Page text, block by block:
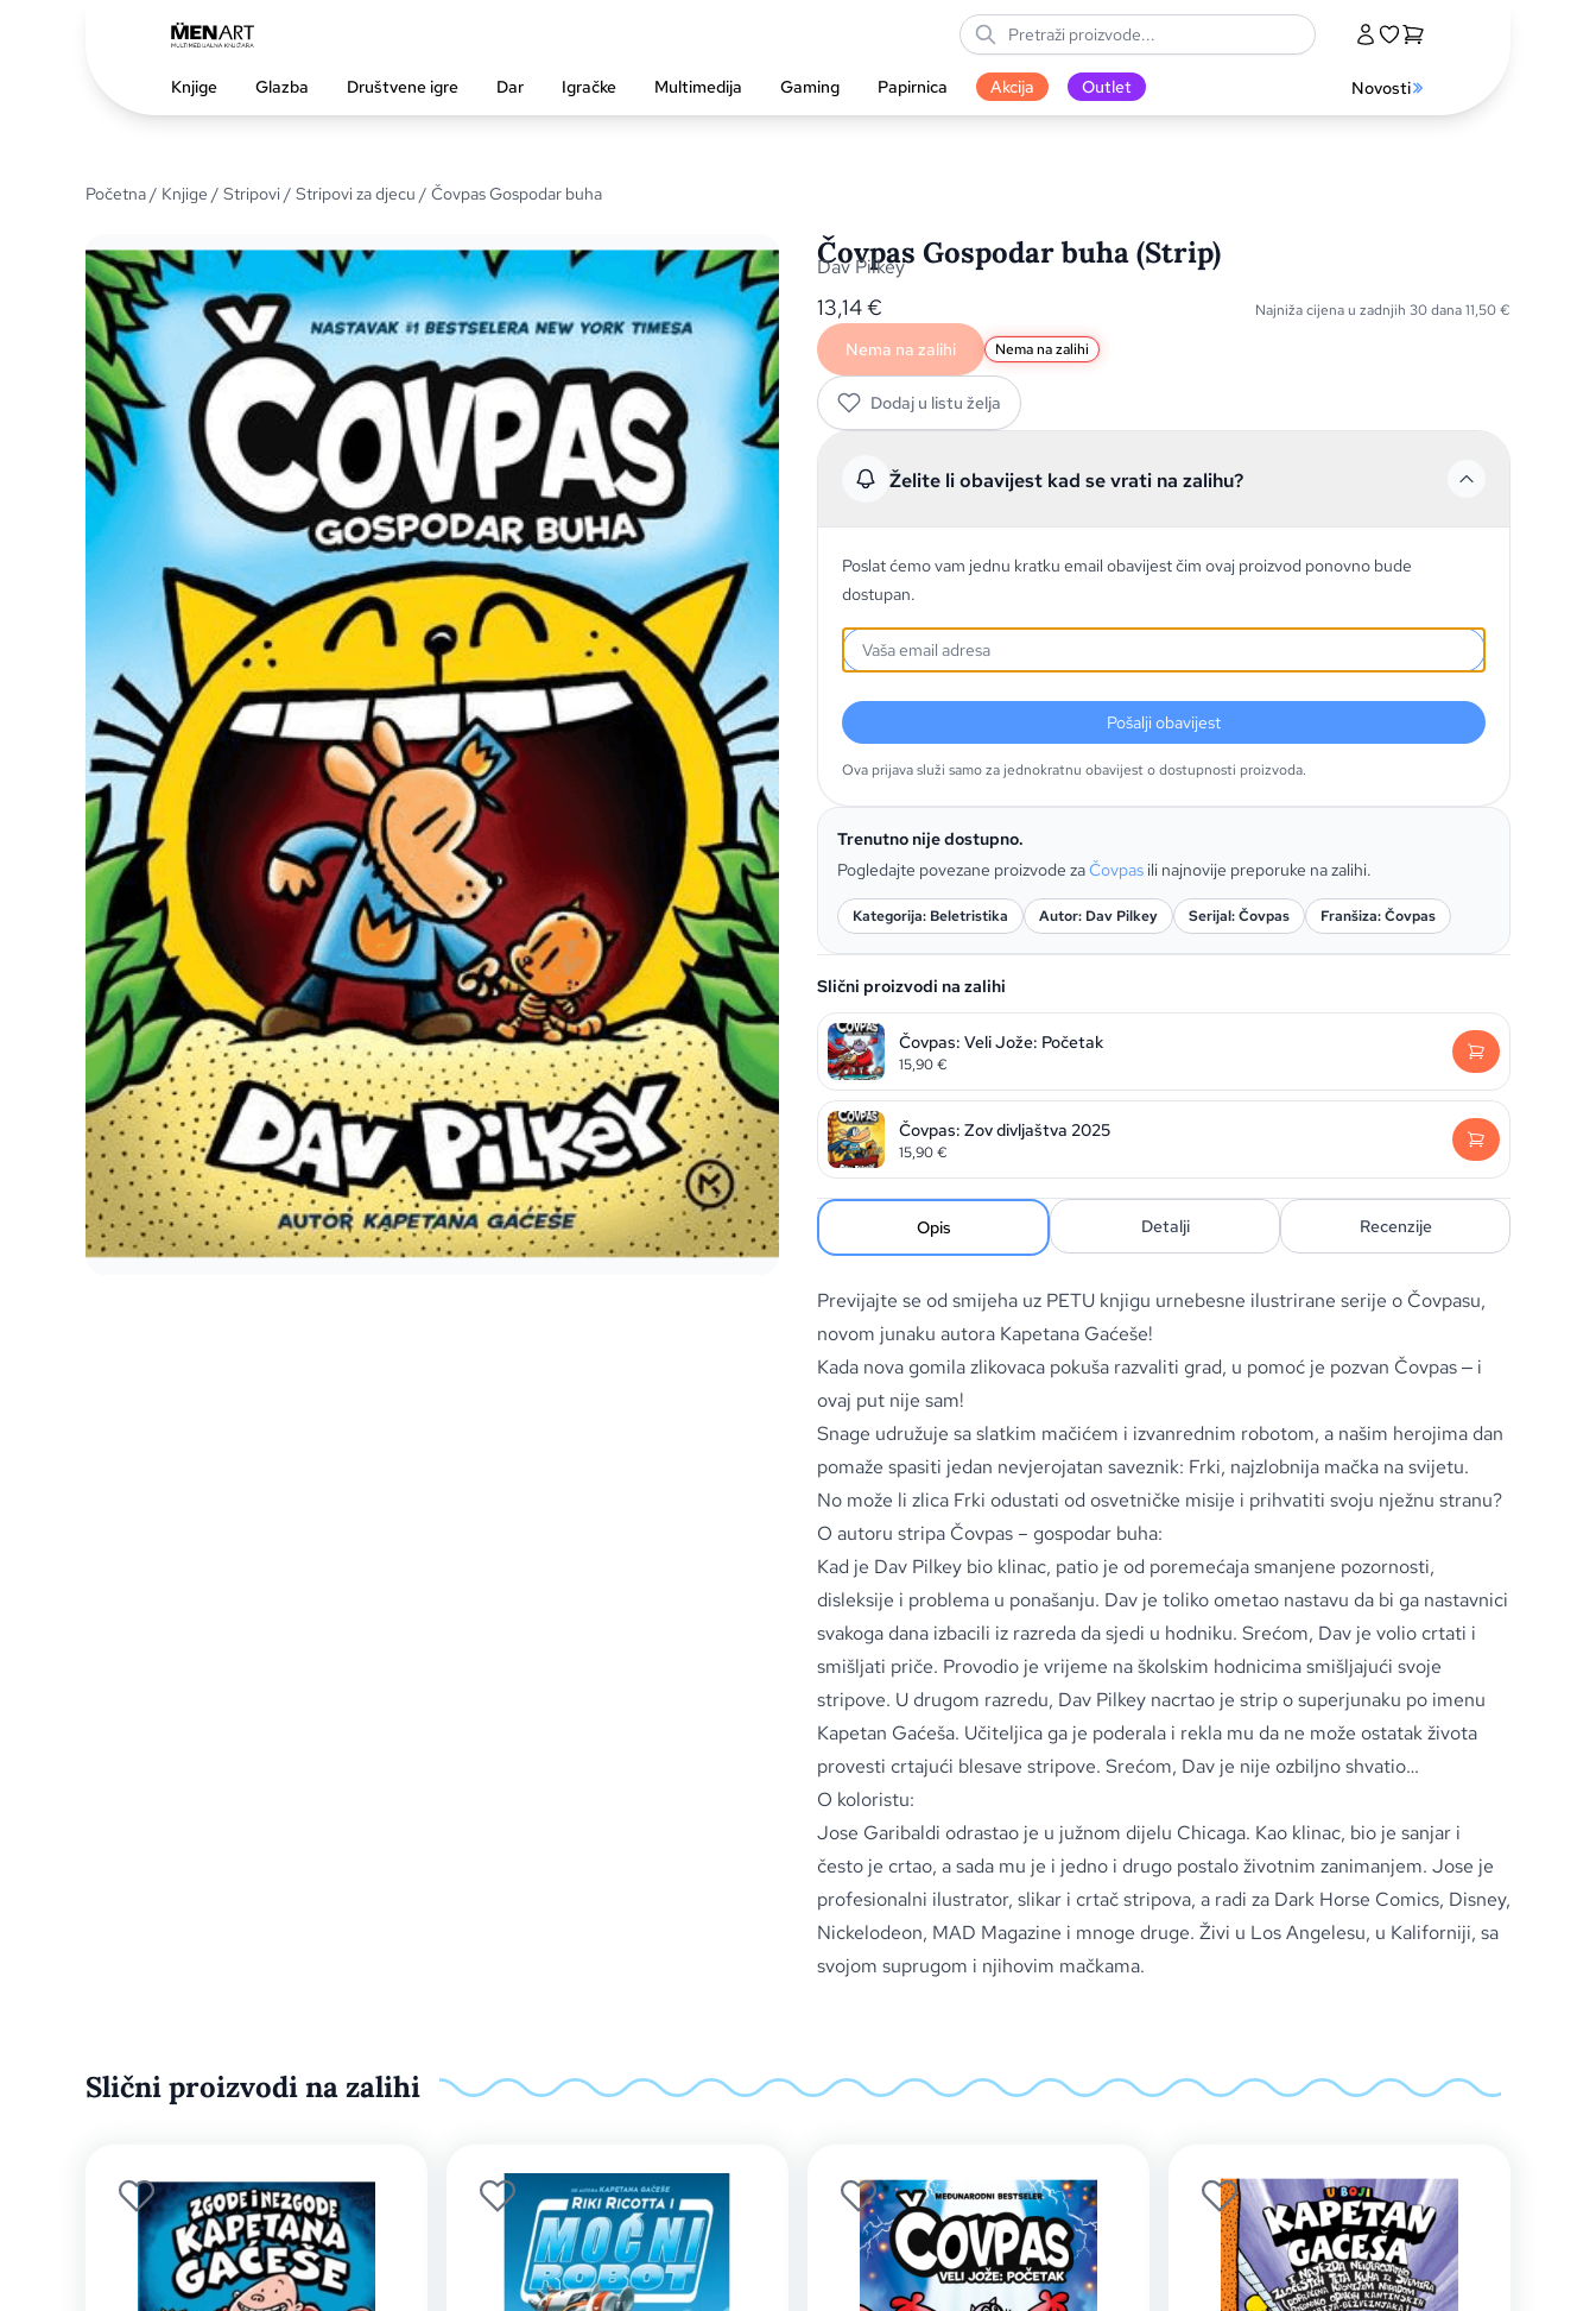
Knjige Glazba Društvene igre Dar Igračke Multimedija Gaming Papirnica Akcija Outlet Novosti
Početna/ Knjige / Stripovi/ Stripovi za djecu / Čovpas Gospodar buha
Čovpas Gospodar buha (Strip)
Dav Pilkey
13,14€ Najniža cijena u zadnjih 30 dana11,50€
Nema na zalihi Nema na zalihi
Dodaj u listu želja
Želite li obavijest kad se vrati na zalihu?
Poslat ćemo vam jednu kratku email obavijest čim ovaj proizvod ponovno bude
dostupan.
Pošalji obavijest
Ova prijava služi samo za jednokratnu obavijest o dostupnosti proizvoda.
Trenutno nije dostupno.
Pogledajte povezane proizvode zaČovpas ili najnovije preporuke na zalihi.
Kategorija: Beletristika Autor: Dav Pilkey Serijal: Čovpas Franšiza: Čovpas
Slični proizvodi na zalihi
Čovpas: Veli Jože: Početak
15,90€
Čovpas: Zov divljaštva 2025
15,90€
Opis Detalji Recenzije
Previjajte se od smijeha uz PETU knjigu urnebesne ilustrirane serije o Čovpasu,
novom junaku autora Kapetana Gaćeše!
Kada nova gomila zlikovaca pokuša razvaliti grad, u pomoć je pozvan Čovpas ‒ i
ovaj put nije sam!
Snage udružuje sa slatkim mačićem i izvanrednim robotom, a našim herojima dan
pomaže spasiti jedan nevjerojatan saveznik: Frki, najzlobnija mačka na svijetu.
No može li zlica Frki odustati od osvetničke misije i prihvatiti svoju nježnu stranu?
O autoru stripa Čovpas – gospodar buha:
Kad je Dav Pilkey bio klinac, patio je od poremećaja smanjene pozornosti,
disleksije i problema u ponašanju. Dav je toliko ometao nastavu da bi ga nastavnici
svakoga dana izbacili iz razreda da sjedi u hodniku. Srećom, Dav je volio crtati i
smišljati priče. Provodio je vrijeme na školskim hodnicima smišljajući svoje
stripove. U drugom razredu, Dav Pilkey nacrtao je strip o superjunaku po imenu
Kapetan Gaćeša. Učiteljica ga je poderala i rekla mu da ne može ostatak života
provesti crtajući blesave stripove. Srećom, Dav je nije ozbiljno shvatio…
O koloristu:
Jose Garibaldi odrastao je u južnom dijelu Chicaga. Kao klinac, bio je sanjar i
često je crtao, a sada mu je i jedno i drugo postalo životnim zanimanjem. Jose je
profesionalni ilustrator, slikar i crtač stripova, a radi za Dark Horse Comics, Disney,
Nickelodeon, MAD Magazine i mnoge druge. Živi u Los Angelesu, u Kaliforniji, sa
svojom suprugom i njihovim mačkama.
Slični proizvodi na zalihi